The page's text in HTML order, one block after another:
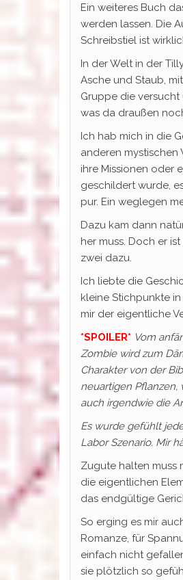
Ein weiteres Buch
werden lassen. Die
Schreibstiel ist
In der Welt in der
Asche und Staub,
Gruppe die
was da draußen
Ich hab mich in die
anderen mystischen
ihre Missionen oder
geschildert wurde,
pur. Ein weglegen
Dazu kam dann
her muss. Doch er
zwei dazu.
Ich liebte die
kleine Stichpunkte
mir der eigentliche
*SPOILER* Vom
Zombie wird zum
Charakter von der
neuartigen
auch irgendwie die
Es wurde gefühlt
Labor Szenario. Mir
Zugute halten muss
die eigentlichen
das endgültige
So erging es mir
Romanze, für
einfach nicht
sie plötzlich so